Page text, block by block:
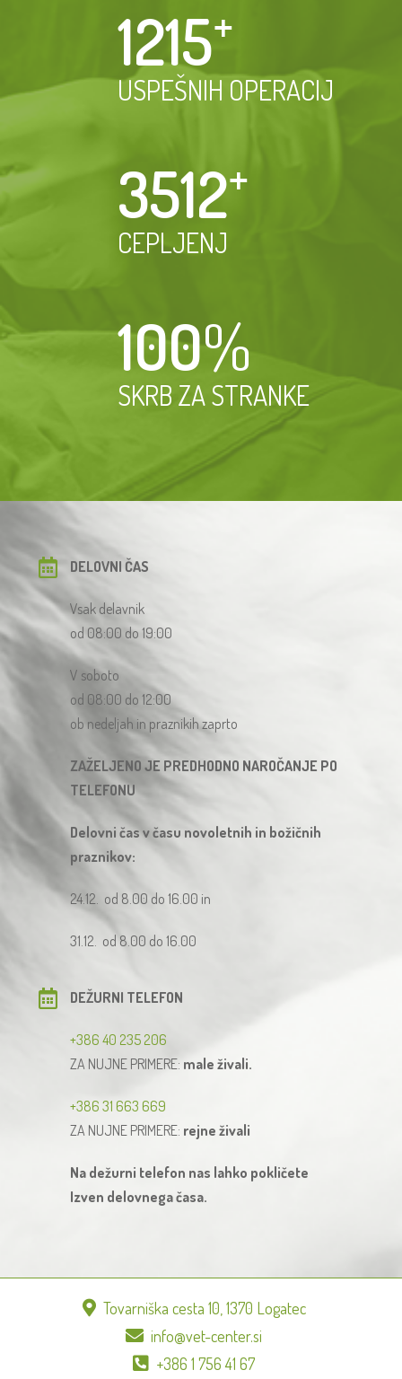
1215⁺
USPEŠNIH OPERACIJ
3512⁺
CEPLJENJ
100%
SKRB ZA STRANKE
DELOVNI ČAS
Vsak delavnik
od 08:00 do 19:00
V soboto
od 08:00 do 12:00
ob nedeljah in praznikih zaprto
ZAŽELJENO JE PREDHODNO NAROČANJE PO
TELEFONU
Delovni čas v času novoletnih in božičnih
praznikov:
24.12. od 8.00 do 16.00 in
31.12. od 8.00 do 16.00
DEŽURNI TELEFON
+386 40 235 206
ZA NUJNE PRIMERE: male živali.
+386 31 663 669
ZA NUJNE PRIMERE: rejne živali
Na dežurni telefon nas lahko pokličete
Izven delovnega časa.
Tovarniška cesta 10, 1370 Logatec
info@vet-center.si
+386 1 756 41 67